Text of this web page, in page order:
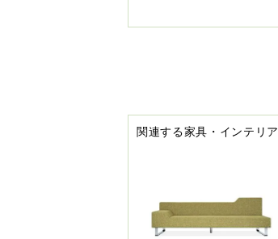
関連する家具・インテリア